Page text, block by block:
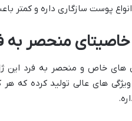
پوست سازگاری داره و کمتر
منحصر به
های خاص و منحصر به فرد
های عالی تولید کرده که